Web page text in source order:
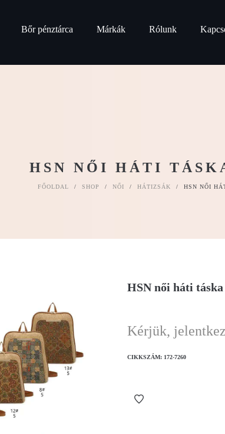
Bőr pénztárca Márkák Rólunk
HSN NŐI HÁTI
FŐOLDAL / SHOP / NŐI / HÁTIZSÁK / HSN NŐI
HSN női háti táska
Kérjük,
CIKKSZÁM: 172-7260